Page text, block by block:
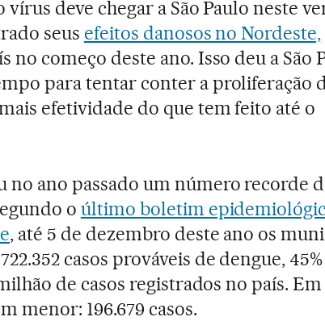
deve chegar a São Paulo neste
seus efeitos danosos no Nordeste,
no começo deste ano. Isso deu a São
para tentar conter a proliferação
efetividade do que tem feito até o
no ano passado um número recorde
o último boletim
, até 5 de dezembro deste ano os
casos prováveis de dengue,
de casos registrados no país. Em
menor: 196.679 casos.